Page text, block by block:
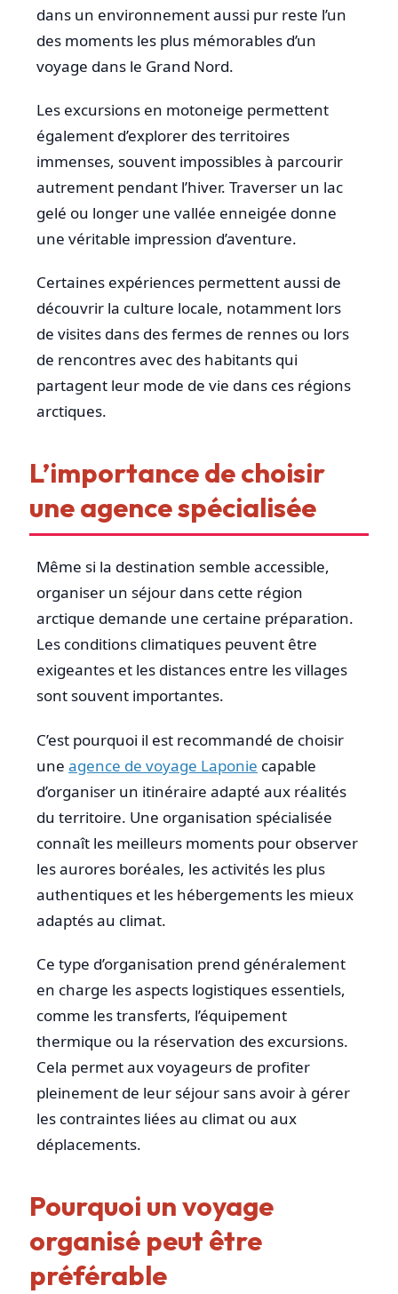
dans un environnement aussi pur reste l’un
des moments les plus mémorables d’un
voyage dans le Grand Nord.
Les excursions en motoneige permettent
également d’explorer des territoires
immenses, souvent impossibles à parcourir
autrement pendant l’hiver. Traverser un lac
gelé ou longer une vallée enneigée donne
une véritable impression d’aventure.
Certaines expériences permettent aussi de
découvrir la culture locale, notamment lors
de visites dans des fermes de rennes ou lors
de rencontres avec des habitants qui
partagent leur mode de vie dans ces régions
arctiques.
L’importance de choisir
une agence spécialisée
Même si la destination semble accessible,
organiser un séjour dans cette région
arctique demande une certaine préparation.
Les conditions climatiques peuvent être
exigeantes et les distances entre les villages
sont souvent importantes.
C’est pourquoi il est recommandé de choisir
une agence de voyage Laponie capable
d’organiser un itinéraire adapté aux réalités
du territoire. Une organisation spécialisée
connaît les meilleurs moments pour observer
les aurores boréales, les activités les plus
authentiques et les hébergements les mieux
adaptés au climat.
Ce type d’organisation prend généralement
en charge les aspects logistiques essentiels,
comme les transferts, l’équipement
thermique ou la réservation des excursions.
Cela permet aux voyageurs de profiter
pleinement de leur séjour sans avoir à gérer
les contraintes liées au climat ou aux
déplacements.
Pourquoi un voyage
organisé peut être
préférable